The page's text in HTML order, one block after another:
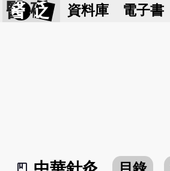
醫 砭 資料庫 電子書